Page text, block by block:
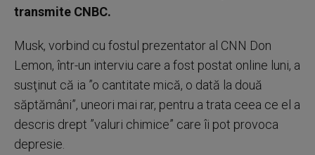
transmite CNBC.
Musk, vorbind cu fostul prezentator al CNN Don
Lemon, într-un interviu care a fost postat online luni, a
susţinut că ia ”o cantitate mică, o dată la două
săptămâni”, uneori mai rar, pentru a trata ceea ce el a
descris drept ”valuri chimice” care îi pot provoca
depresie.